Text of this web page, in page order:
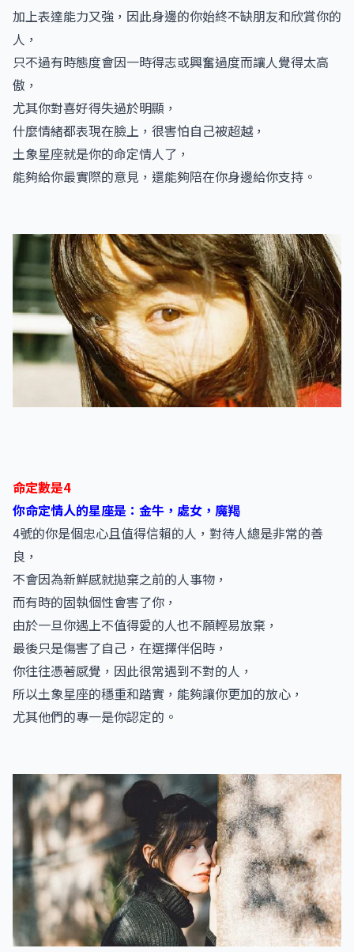
加上表達能力又強，因此身邊的你始終不缺朋友和欣賞你的
人，
只不過有時態度會因一時得志或興奮過度而讓人覺得太高
傲，
尤其你對喜好得失過於明顯，
什麼情緒都表現在臉上，很害怕自己被超越，
土象星座就是你的命定情人了，
能夠給你最實際的意見，還能夠陪在你身邊給你支持。
命定數是4
你命定情人的星座是：金牛，處女，魔羯
4號的你是個忠心且值得信賴的人，對待人總是非常的善
良，
不會因為新鮮感就拋棄之前的人事物，
而有時的固執個性會害了你，
由於一旦你遇上不值得愛的人也不願輕易放棄，
最後只是傷害了自己，在選擇伴侶時，
你往往憑著感覺，因此很常遇到不對的人，
所以土象星座的穩重和踏實，能夠讓你更加的放心，
尤其他們的專一是你認定的。